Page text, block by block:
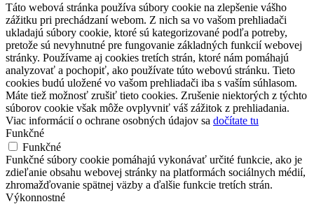
Táto webová stránka používa súbory cookie na zlepšenie vášho
zážitku pri prechádzaní webom. Z nich sa vo vašom prehliadači
ukladajú súbory cookie, ktoré sú kategorizované podľa potreby,
pretože sú nevyhnutné pre fungovanie základných funkcií webovej
stránky. Používame aj cookies tretích strán, ktoré nám pomáhajú
analyzovať a pochopiť, ako používate túto webovú stránku. Tieto
cookies budú uložené vo vašom prehliadači iba s vaším súhlasom.
Máte tiež možnosť zrušiť tieto cookies. Zrušenie niektorých z týchto
súborov cookie však môže ovplyvniť váš zážitok z prehliadania.
Viac informácií o ochrane osobných údajov sa dočítate tu
Funkčné
Funkčné
Funkčné súbory cookie pomáhajú vykonávať určité funkcie, ako je
zdieľanie obsahu webovej stránky na platformách sociálnych médií,
zhromažďovanie spätnej väzby a ďalšie funkcie tretích strán.
Výkonnostné